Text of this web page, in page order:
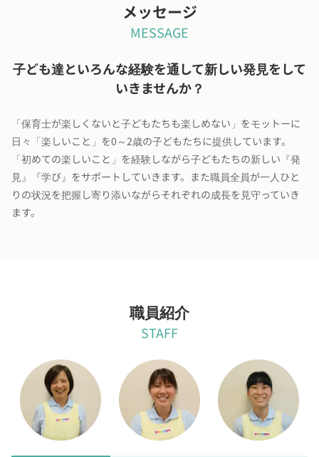
メッセージ
MESSAGE
子ども達といろんな経験を通して新しい発見をして
いきませんか？
「保育士が楽しくないと子どもたちも楽しめない」をモットーに
日々「楽しいこと」を0～2歳の子どもたちに提供しています。
「初めての楽しいこと」を経験しながら子どもたちの新しい『発
見』『学び』をサポートしていきます。また職員全員が一人ひと
りの状況を把握し寄り添いながらそれぞれの成長を見守っていき
ます。
職員紹介
STAFF